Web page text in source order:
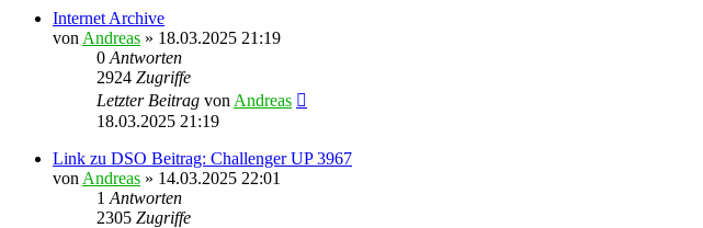
Internet Archive
von Andreas » 18.03.2025 21:19
0 Antworten
2924 Zugriffe
Letzter Beitrag von Andreas
18.03.2025 21:19
Link zu DSO Beitrag: Challenger UP 3967
von Andreas » 14.03.2025 22:01
1 Antworten
2305 Zugriffe